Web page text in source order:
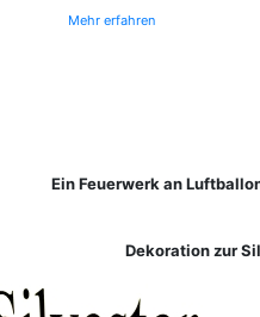
Mehr erfahren
Ein Feuerwerk an
Dekoration zur